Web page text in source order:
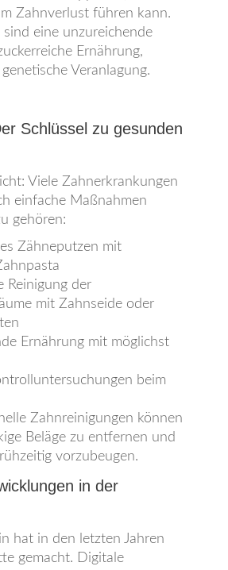
Zahnverlust führen kann.
eine unzureichende
Ernährung,
Veranlagung.
Schlüssel zu gesunden
Viele Zahnerkrankungen
einfache Maßnahmen
gehören:
Zähneputzen mit
Reinigung der
mit Zahnseide oder
Ernährung mit möglichst
beim
Zahnreinigungen können
Beläge zu entfernen und
vorzubeugen.
in der
hat in den letzten Jahren
gemacht. Digitale